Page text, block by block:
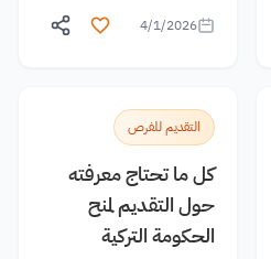
4/1/2026
التقديم للفرص
كل ما تحتاج معرفته
حول التقديم لمنح
الحكومة التركية